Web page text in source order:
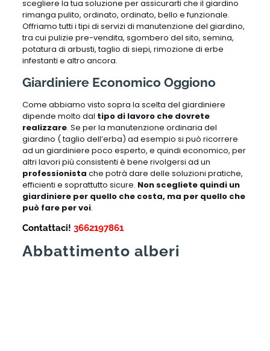
scegliere la tua soluzione per assicurarti che il giardino
rimanga pulito, ordinato, ordinato, bello e funzionale.
Offriamo tutti i tipi di servizi di manutenzione del giardino,
tra cui pulizie pre-vendita, sgombero del sito, semina,
potatura di arbusti, taglio di siepi, rimozione di erbe
infestanti e altro ancora.
Giardiniere Economico Oggiono
Come abbiamo visto sopra la scelta del giardiniere
dipende molto dal tipo di lavoro che dovrete
realizzare. Se per la manutenzione ordinaria del
giardino ( taglio dell’erba) ad esempio si può ricorrere
ad un giardiniere poco esperto, e quindi economico, per
altri lavori più consistenti è bene rivolgersi ad un
professionista che potrà dare delle soluzioni pratiche,
efficienti e soprattutto sicure. Non scegliete quindi un
giardiniere per quello che costa, ma per quello che
può fare per voi.
Contattaci! 3662197861
Abbattimento alberi